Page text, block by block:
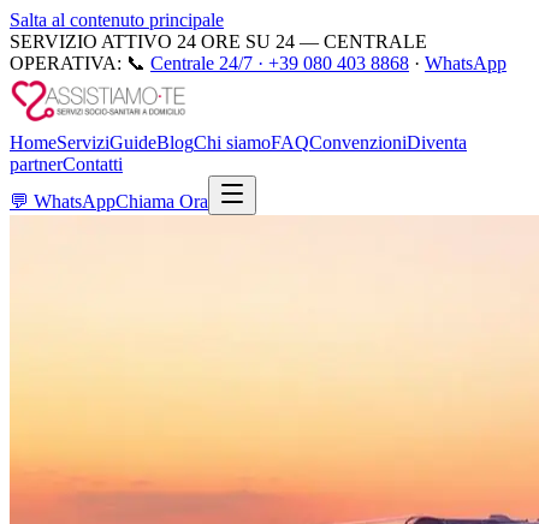
Salta al contenuto principale
SERVIZIO ATTIVO 24 ORE SU 24 — CENTRALE
OPERATIVA: 📞 Centrale 24/7 · +39 080 403 8868 · WhatsApp
HomeServiziGuideBlogChi siamoFAQConvenzioniDiventa
partnerContatti
💬 WhatsAppChiama Ora